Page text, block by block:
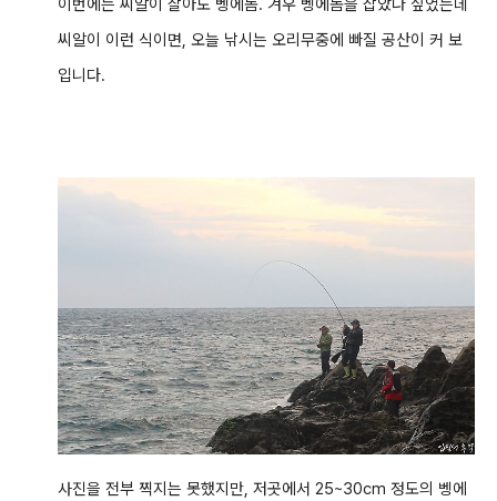
이번에는 씨알이 잘아도 벵에돔. 겨우 벵에돔을 잡았나 싶었는데
씨알이 이런 식이면, 오늘 낚시는 오리무중에 빠질 공산이 커 보
입니다.
사진을 전부 찍지는 못했지만, 저곳에서 25~30cm 정도의 벵에